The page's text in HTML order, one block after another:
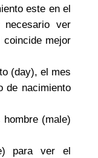
este en el
ver
mejor
(day), el mes
de nacimiento
(male)
para ver el